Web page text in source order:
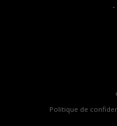
Politique de